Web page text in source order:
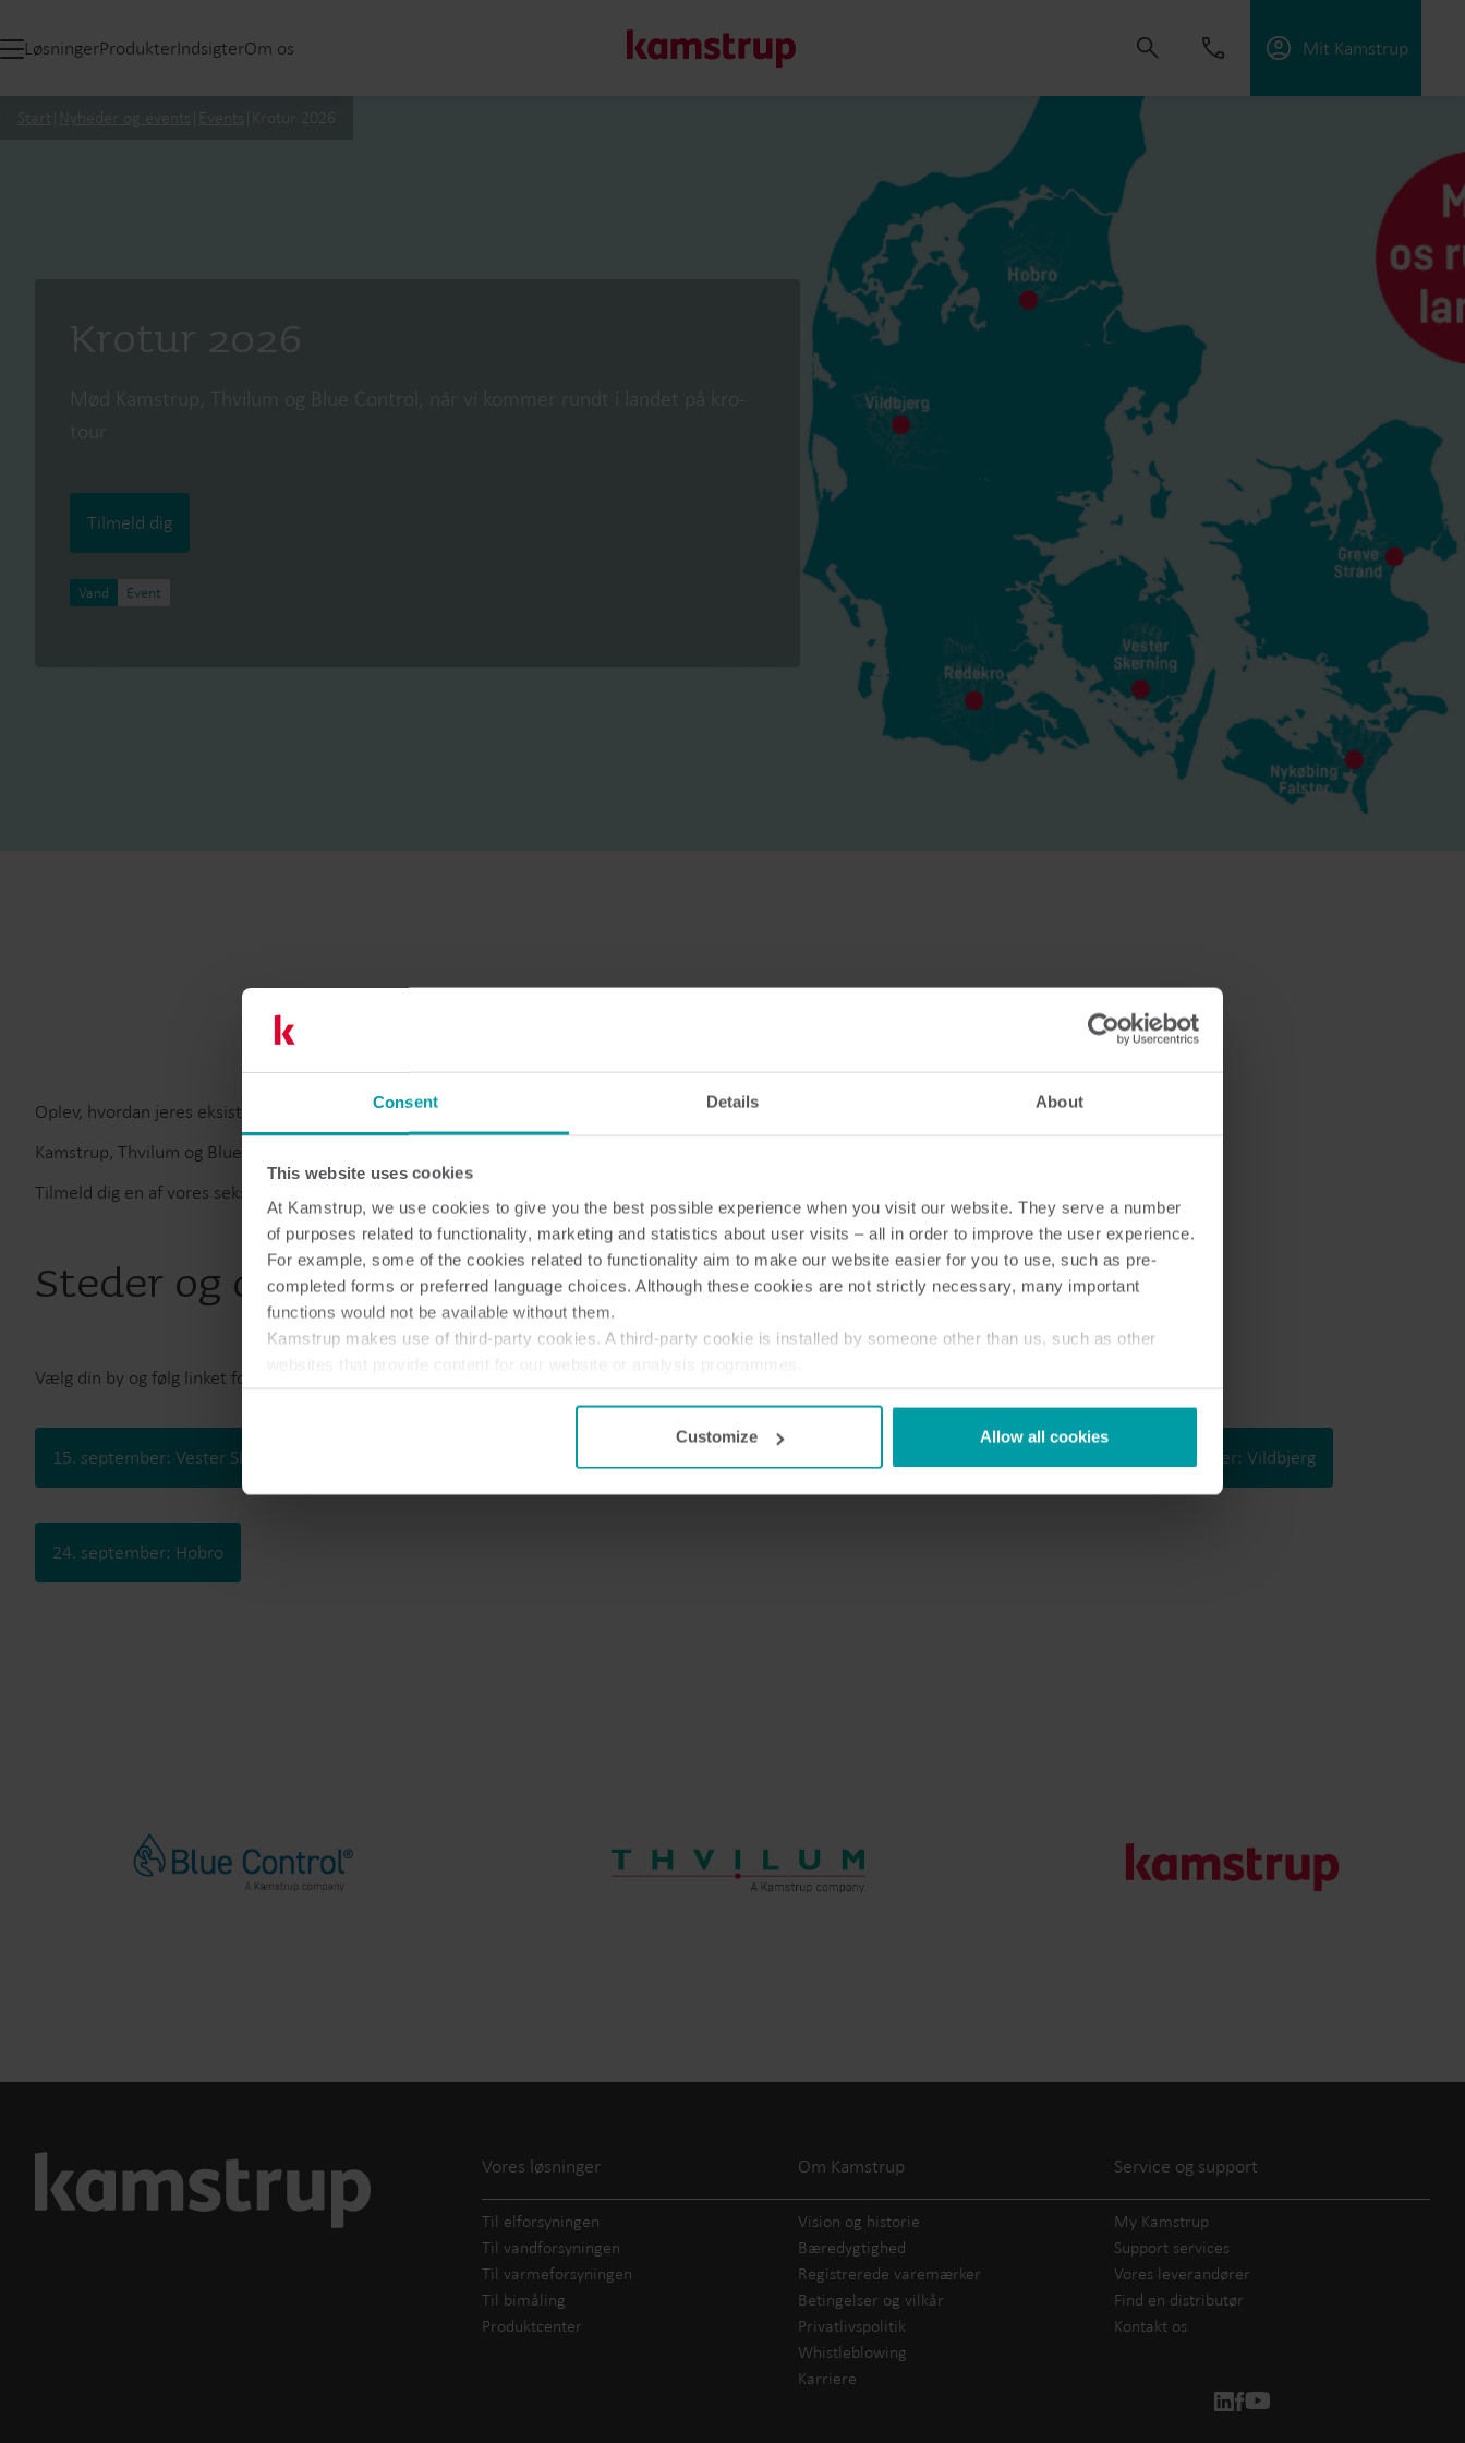
Consent Details About
This website uses cookies
At Kamstrup, we use cookies to give you the best possible experience when you visit our website. They serve a number
of purposes related to functionality, marketing and statistics about user visits – all in order to improve the user experience.
For example, some of the cookies related to functionality aim to make our website easier for you to use, such as pre-
completed forms or preferred language choices. Although these cookies are not strictly necessary, many important
functions would not be available without them.
Kamstrup makes use of third-party cookies. A third-party cookie is installed by someone other than us, such as other
websites that provide content for our website or analysis programmes.
You can at any time change or withdraw your consent from the Cookie Declarationhere.
Customize Allow all cookies
LøsningerProdukterIndsigterOm os Mit Kamstrup
Vores engagement i en grønnere fremtid driver os til at udvikle løsninger, der hjælper kunder med at
reducere vandspild, styrke forsyninger, optimere energieffektiviteten og håndtere elektrificering.
Varmeløsninger
Intelligente varmeløsninger
til nøjagtig måling og effektiv
El-løsninger
Avancerede el-løsninger til
nøjagtig måling og smartere
energistyring.
Find dybdegående indsigt og ressourcer til alle
Start Nyheder og events Events Krotur 2026
Krotur 2026
Mød Kamstrup, Thvilum og Blue Control, når vi kommer rundt i landet på kro-
tour
Tilmeld dig
Vand Event
Oplev, hvordan jeres eksisterende data kan skabe overblik, styrke driften og understøtte planlægningen i vandværket.
Kamstrup, Thvilum og Blue Control giver inspiration til, hvordan I kan få mere ud af jeres data i hverdagen.
Tilmeld dig en af vores seks spændende kro-aftener og bliv klogere på vores løsninger.
Steder og datoer
Vælg din by og følg linket for at tilmelde dig:
15. september: Vester Skerninge 23. september: Vildbjerg
24. september: Hobro
Vores løsninger
Til elforsyningen
Til vandforsyningen
Til varmeforsyningen
Til bimåling
Produktcenter
Om Kamstrup
Vision og historie
Bæredygtighed
Registrerede varemærker
Betingelser og vilkår
Privatlivspolitik
Whistleblowing
Karriere
Service og support
My Kamstrup
Support services
Vores leverandører
Find en distributør
Kontakt os